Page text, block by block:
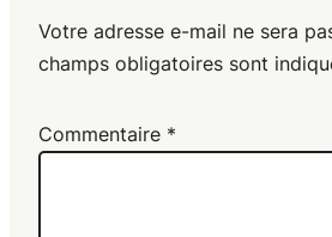
Votre adresse e-mail ne sera
champs obligatoires sont
Commentaire *